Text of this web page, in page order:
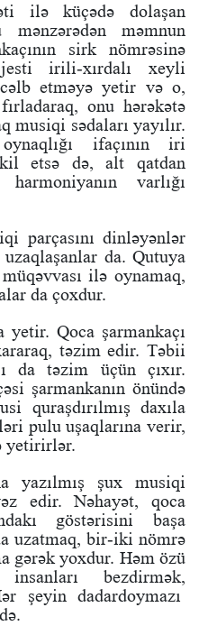
ilə küçədə dolaşan
məmnun
sirk nömrəsinə
irili-xırdalı xeyli
cəlb etməyə yetir və o,
onu hərəkətə
musiqi sədaları yayılır.
ifaçının iri
etsə də, alt qatdan
varlığı
parçasını dinləyənlər
da. Qutuya
ilə oynamaq,
da çoxdur.
Qoca şarmankaçı
təzim edir. Təbii
da təzim üçün çıxır.
şarmankanın önündə
quraşdırılmış daxıla
pulu uşaqlarına verir,
yetirirlər.
yazılmış şux musiqi
edir. Nəhayət, qoca
göstərisini başa
uzatmaq, bir-iki nömrə
gərək yoxdur. Həm özü
bezdirmək,
şeyin dadardoymazı